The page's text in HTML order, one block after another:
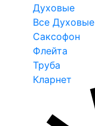
Духовые
Все Духовые
Саксофон
Флейта
Труба
Кларнет